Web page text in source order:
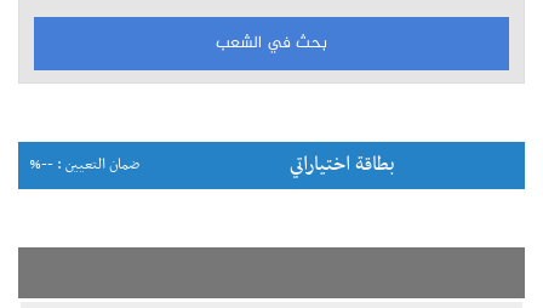
بطاقة اختياراتي ضمان التعيين : --%